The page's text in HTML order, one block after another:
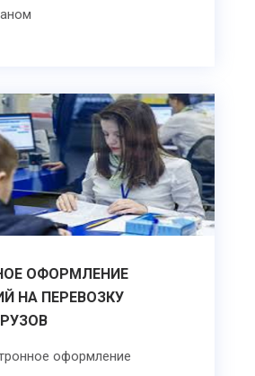
ОФОРМЛЕНИЕ
НА ПЕРЕВОЗКУ
оформление